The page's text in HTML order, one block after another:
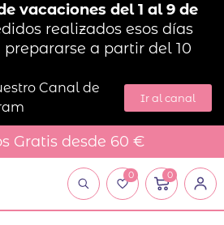
vacaciones del 1 al 9 de
realizados esos días
a partir del 10
Canal de
Ir al canal
Gratis desde 60 €
0 0